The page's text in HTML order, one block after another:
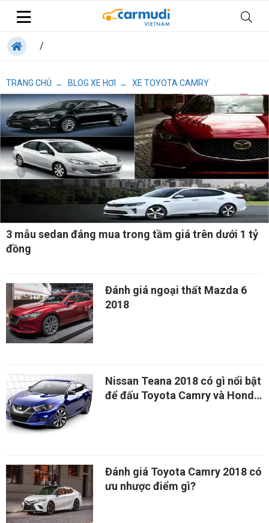
/
TRANG CHỦ → BLOG XE HƠI → XE TOYOTA CAMRY
3 mẫu sedan đáng mua trong tầm giá trên dưới 1 tỷ
đồng
Đánh giá ngoại thất Mazda 6
2018
Nissan Teana 2018 có gì nổi bật
để đấu Toyota Camry và Honda
Đánh giá Toyota Camry 2018 có
ưu nhược điểm gì?